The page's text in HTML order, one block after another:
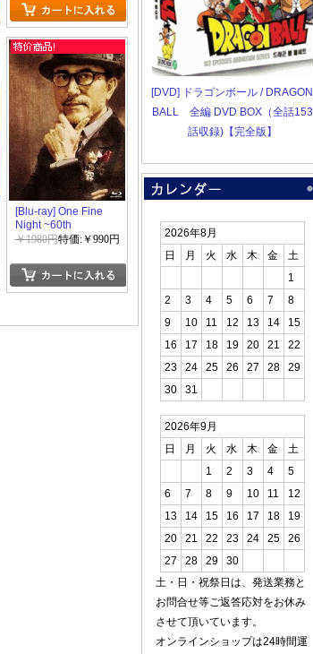
[Blu-ray] One Fine
Night ~60th
Anniversary Live~
￥1980円特価:￥990円
[DVD] ドラゴンボール / DRAGON
BALL 全編 DVD BOX（全話153
話収録)【完全版】
2026年8月
日
月 火 水 木 金
土
1
2
3 4 5 6 7
8
9
10 11 12 13 14
15
16
17 18 19 20 21
22
23
24 25 26 27 28
29
30
31
2026年9月
日
月 火 水 木 金
土
1
2 3 4
5
6
7 8 9 10 11
12
13
14 15 16 17 18
19
20
21 22 23 24 25
26
27
28 29
30
土・日・祝祭日は、発送業務と
お問合せ等ご返答応対をお休み
させて頂いています。
オンラインショップは24時間運